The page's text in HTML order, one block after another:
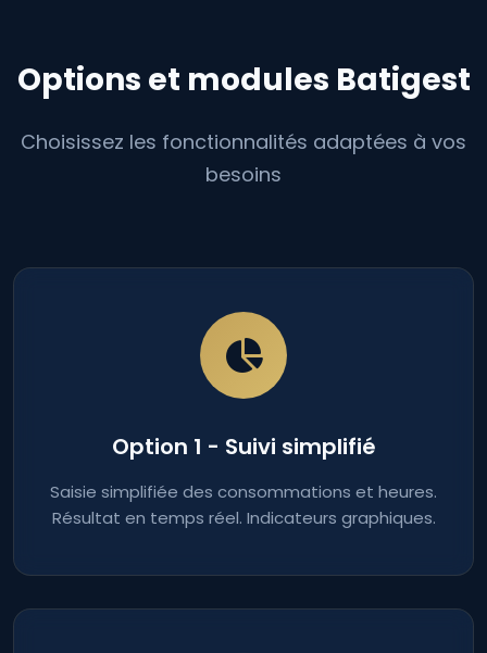
Options et modules Batigest
Choisissez les fonctionnalités adaptées à vos
besoins
Option 1 - Suivi simplifié
Saisie simplifiée des consommations et heures.
Résultat en temps réel. Indicateurs graphiques.